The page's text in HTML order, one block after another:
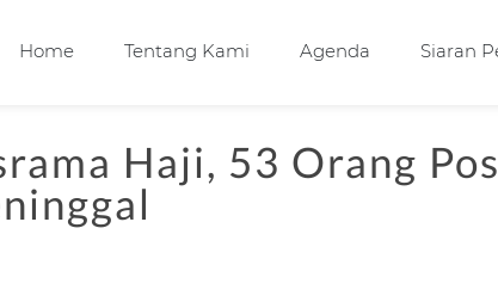
Home Tentang Kami Agenda Siaran
Haji, 53 Orang